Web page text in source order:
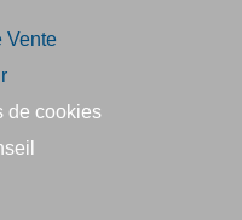
Vente
de cookies